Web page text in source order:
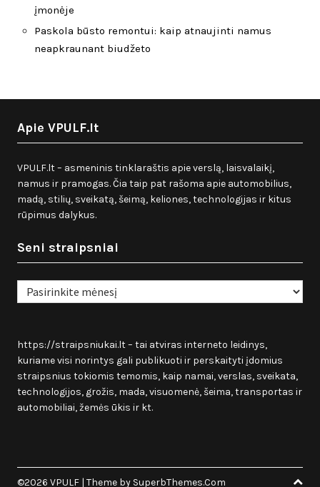
įmonėje
Paskola būsto remontui: kaip atnaujinti namus
neapkraunant biudžeto
Apie VPULF.lt
VPULF.lt – asmeninis tinklaraštis apie verslą, laisvalaikį,
namus ir pramogas. Čia taip pat rašoma apie automobilius,
madą, stilių, sveikatą, šeimą, keliones, technologijas ir kitus
rūpimus dalykus.
Seni straipsniai
Seni
straipsniai
https://straipsniukai.lt– tai atviras interneto leidinys,
kuriame visi norintys gali publikuoti ir perskaityti įdomius
straipsnius tokiomis temomis, kaip namai, verslas, sveikata,
technologijos, grožis, mada, visuomenė, šeima, transportas ir
automobiliai, žemės ūkis ir kt.
©2026 VPULF | Theme by SuperbThemes.Com